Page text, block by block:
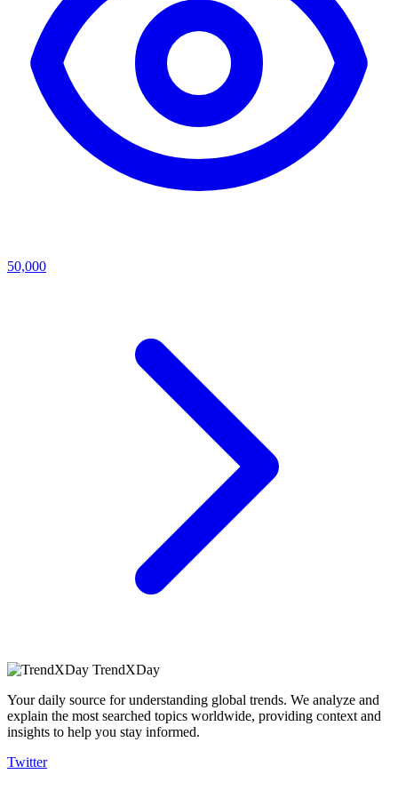
50,000
TrendXDay
Your daily source for understanding global trends. We analyze and
explain the most searched topics worldwide, providing context and
insights to help you stay informed.
Twitter